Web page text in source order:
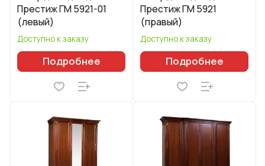
Престиж ГМ 5921-01
(левый)
Доступно к заказу
Подробнее
Престиж ГМ 5921
(правый)
Доступно к заказу
Подробнее